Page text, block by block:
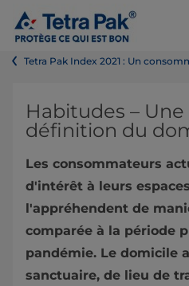
Tetra Pak Index 2021 : Un
Habitudes –
définition du
Les consommateurs
d'intérêt à leurs
l'appréhendent de
comparée à la période
pandémie. Le domicile
sanctuaire, de lieu de